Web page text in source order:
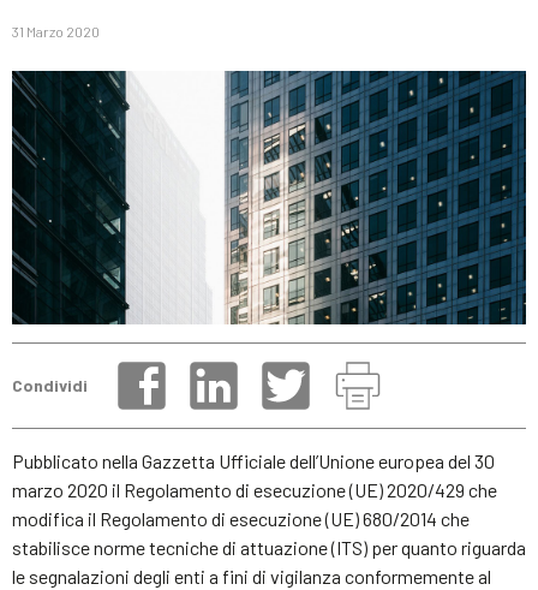
31 Marzo 2020
Condividi
Pubblicato nella Gazzetta Ufficiale dell’Unione europea del 30
marzo 2020 il Regolamento di esecuzione (UE) 2020/429 che
modifica il Regolamento di esecuzione (UE) 680/2014 che
stabilisce norme tecniche di attuazione (ITS) per quanto riguarda
le segnalazioni degli enti a fini di vigilanza conformemente al